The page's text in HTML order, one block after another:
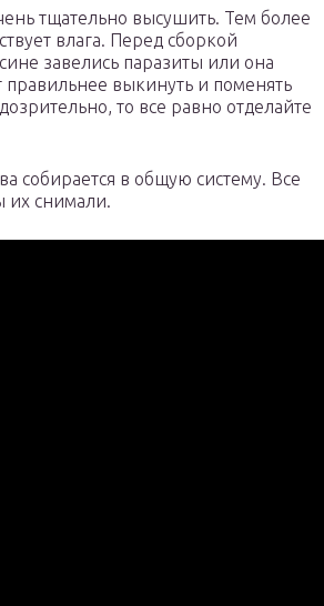
тщательно высушить. Тем более
влага. Перед сборкой
завелись паразиты или она
выкинуть и поменять
то все равно отделайте
собирается в общую систему. Все
их снимали.